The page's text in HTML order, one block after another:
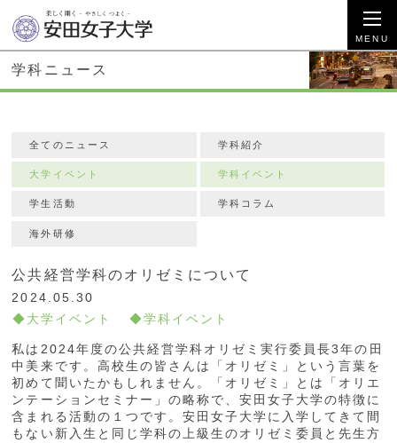
学科ニュース
全てのニュース 学科紹介
大学イベント 学科イベント
学生活動 学科コラム
海外研修
公共経営学科のオリゼミについて
2024.05.30
大学イベント
学科イベント
私は2024年度の公共経営学科オリゼミ実行委員長3年の田
中美来です。高校生の皆さんは「オリゼミ」という言葉を
初めて聞いたかもしれません。「オリゼミ」とは「オリエ
ンテーションセミナー」の略称で、安田女子大学の特徴に
含まれる活動の１つです。安田女子大学に入学してきて間
もない新入生と同じ学科の上級生のオリゼミ委員と先生方